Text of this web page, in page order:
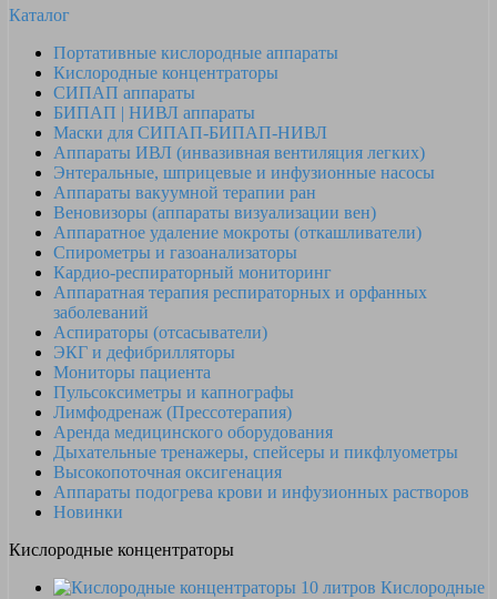
Каталог
Портативные кислородные аппараты
Кислородные концентраторы
СИПАП аппараты
БИПАП | НИВЛ аппараты
Маски для СИПАП-БИПАП-НИВЛ
Аппараты ИВЛ (инвазивная вентиляция легких)
Энтеральные, шприцевые и инфузионные насосы
Аппараты вакуумной терапии ран
Веновизоры (аппараты визуализации вен)
Аппаратное удаление мокроты (откашливатели)
Спирометры и газоанализаторы
Кардио-респираторный мониторинг
Аппаратная терапия респираторных и орфанных
заболеваний
Аспираторы (отсасыватели)
ЭКГ и дефибрилляторы
Мониторы пациента
Пульсоксиметры и капнографы
Лимфодренаж (Прессотерапия)
Аренда медицинского оборудования
Дыхательные тренажеры, спейсеры и пикфлуометры
Высокопоточная оксигенация
Аппараты подогрева крови и инфузионных растворов
Новинки
Кислородные концентраторы
Кислородные